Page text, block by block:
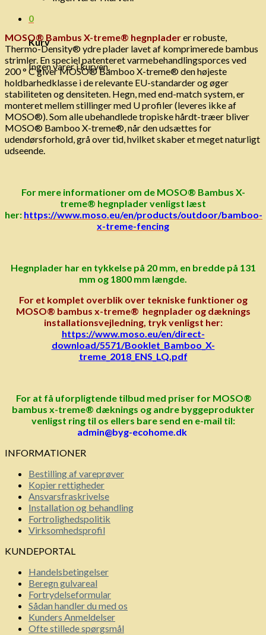
0
Kurv
Ingen varer i kurven.
MOSO® Bambus X-treme® hegnpladerer robuste,
Thermo-Density® ydre plader lavet af komprimerede bambus
strimler. En speciel patenteret varmebehandlingsporces ved
200 ° C giver MOSO® Bamboo X-treme® den højeste
holdbarhedklasse i de relevante EU-standarder og øger
stabiliteten og densiteten. Hegn, med end-match system, er
monteret mellem stillinger med U profiler (leveres ikke af
MOSO®). Som alle ubehandlede tropiske hårdt-træer bliver
MOSO® Bamboo X-treme®, når den udsættes for
udendørsforhold, grå over tid, hvilket skaber et meget naturligt
udseende.
For mere informationer om de MOSO® Bambus X-
treme® hegnplader venligst læst
her: https://www.moso.eu/en/products/outdoor/bamboo-
x-treme-fencing
Hegnplader har en tykkelse på 20 mm, en bredde på 131
mm og 1800 mm længde.
For et komplet overblik over tekniske funktioner og
MOSO® bambus x-treme® hegnplader og dæknings
installationsvejledning, tryk venligst her:
https://www.moso.eu/en/direct-
download/5571/Booklet_Bamboo_X-
treme_2018_ENS_LQ.pdf
For at få uforpligtende tilbud med priser for MOSO®
bambus x-treme® dæknings og andre byggeprodukter
venligst ring til os ellers bare send en e-mail til:
admin@byg-ecohome.dk
INFORMATIONER
Bestilling af vareprøver
Kopier rettigheder
Ansvarsfraskrivelse
Installation og behandling
Fortrolighedspolitik
Virksomhedsprofil
KUNDEPORTAL
Handelsbetingelser
Beregn gulvareal
Fortrydelseformular
Sådan handler du med os
Kunders Anmeldelser
Ofte stillede spørgsmål